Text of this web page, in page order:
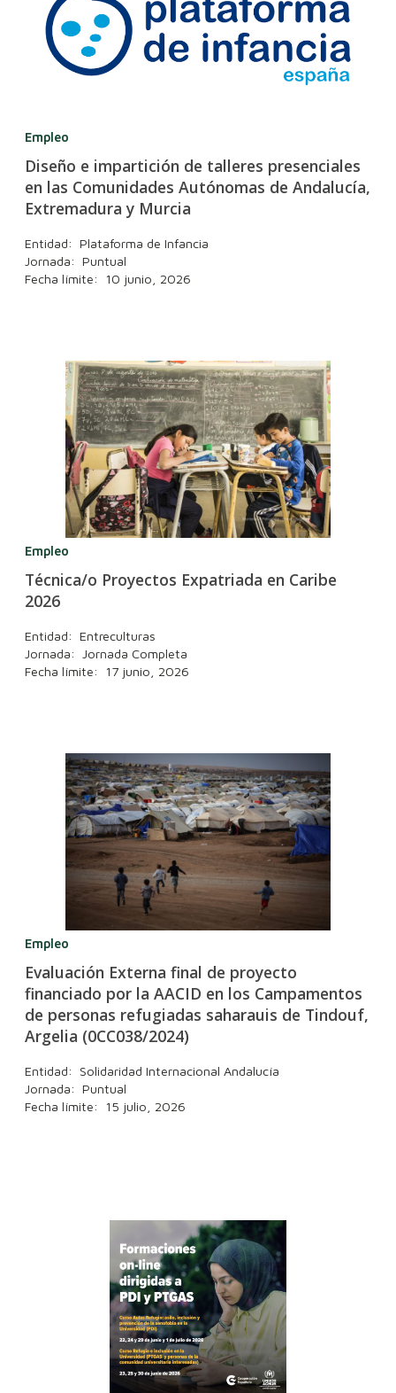
Empleo
Diseño e impartición de talleres presenciales
en las Comunidades Autónomas de Andalucía,
Extremadura y Murcia
Entidad: Plataforma de Infancia
Jornada: Puntual
Fecha límite: 10 junio, 2026
Empleo
Técnica/o Proyectos Expatriada en Caribe
2026
Entidad: Entreculturas
Jornada: Jornada Completa
Fecha límite: 17 junio, 2026
Empleo
Evaluación Externa final de proyecto
financiado por la AACID en los Campamentos
de personas refugiadas saharauis de Tindouf,
Argelia (0CC038/2024)
Entidad: Solidaridad Internacional Andalucía
Jornada: Puntual
Fecha límite: 15 julio, 2026